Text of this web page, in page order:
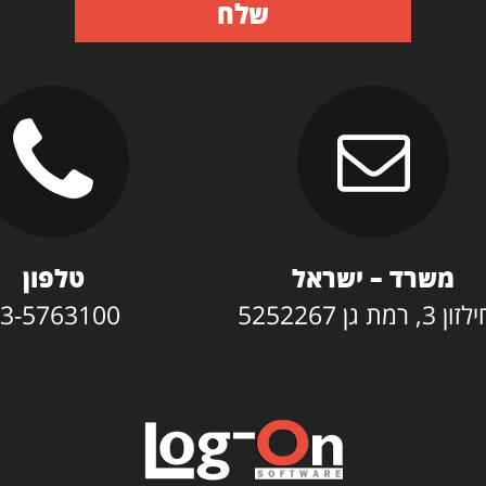
שלח
משרד – ישראל
גן 5252267
טלפון
5763100